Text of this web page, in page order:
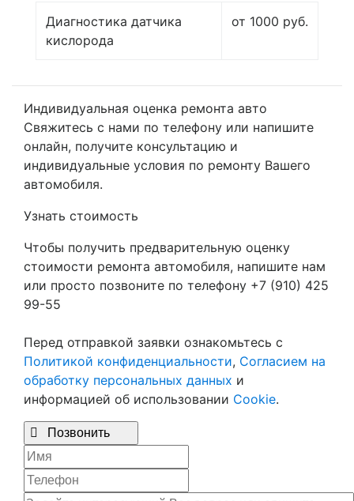
Диагностика датчика
кислорода
от 1000 руб.
Индивидуальная оценка ремонта авто
Свяжитесь с нами по телефону или напишите
онлайн, получите консультацию и
индивидуальные условия по ремонту Вашего
автомобиля.
Узнать стоимость
Чтобы получить предварительную оценку
стоимости ремонта автомобиля, напишите нам
или просто позвоните по телефону +7 (910) 425
99-55
Перед отправкой заявки ознакомьтесь с
Политикой конфиденциальности, Согласием на
обработку персональных данных и
информацией об использовании Cookie.
 Позвонить